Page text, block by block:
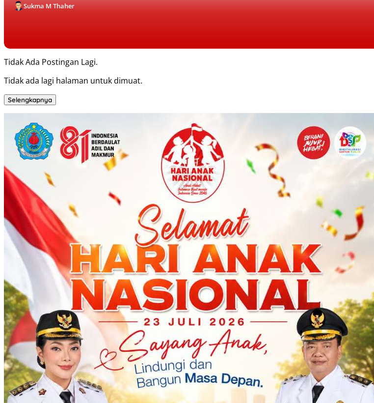
Sukma M Thaher
Tidak Ada Postingan Lagi.
Tidak ada lagi halaman untuk dimuat.
Selengkapnya